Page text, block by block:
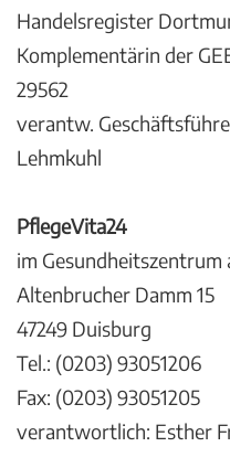
Handelsregister
Komplementärin der
29562
verantw.
Lehmkuhl
PflegeVita24
im Gesundheitszentrum
Altenbrucher Damm 15
47249 Duisburg
Tel.: (0203) 93051206
Fax: (0203) 93051205
verantwortlich: Esther